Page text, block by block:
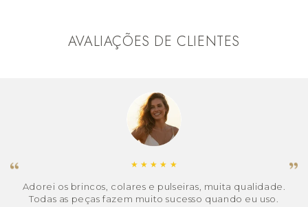
Eleve o seu estilo com a autenticidade Kause.
AVALIAÇÕES DE CLIENTES
★ ★ ★ ★ ★
Adorei os brincos, colares e pulseiras, muita qualidade.
Todas as peças fazem muito sucesso quando eu uso.